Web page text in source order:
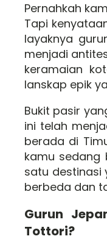
Pernahkah
Tapi
layaknya
menjadi
keramaian
lanskap epik
Bukit pasir
ini telah
berada di
kamu sedang
satu destinasi
berbeda dan
Gurun
Tottori?